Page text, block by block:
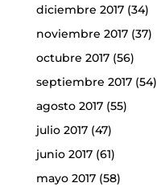
diciembre 2017(34)
noviembre 2017(37)
octubre 2017(56)
septiembre 2017(54)
agosto 2017(55)
julio 2017(47)
junio 2017(61)
mayo 2017(58)